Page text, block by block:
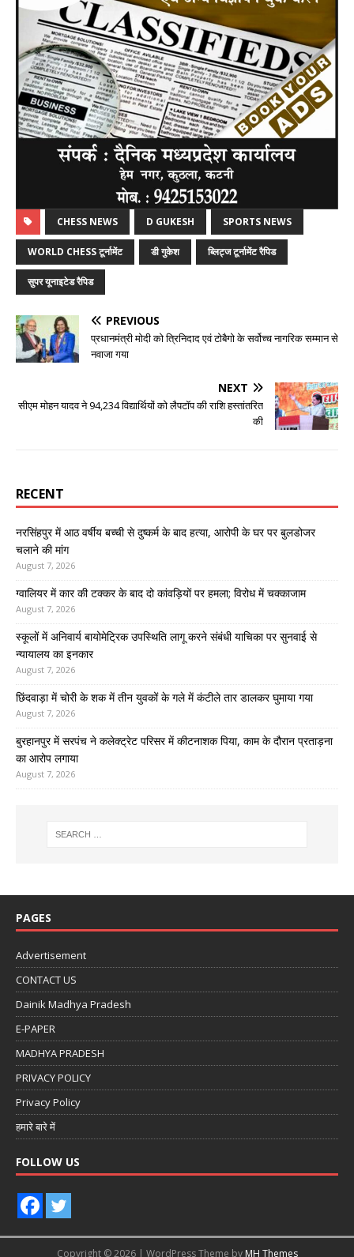
CHESS NEWS D GUKESH SPORTS NEWS
WORLD CHESS टूर्नामेंट डी गुकेश ब्लिट्ज टूर्नामेंट रैपिड
सुपर यूनाइटेड रैपिड
PREVIOUS
प्रधानमंत्री मोदी को त्रिनिदाद एवं टोबैगो के सर्वोच्च नागरिक सम्मान से
नवाजा गया
NEXT
सीएम मोहन यादव ने 94,234 विद्यार्थियों को लैपटॉप की राशि हस्तांतरित
की
RECENT
नरसिंहपुर में आठ वर्षीय बच्ची से दुष्कर्म के बाद हत्या, आरोपी के घर पर बुलडोजर
चलाने की मांग
August 7, 2026
ग्वालियर में कार की टक्कर के बाद दो कांवड़ियों पर हमला; विरोध में चक्काजाम
August 7, 2026
स्कूलों में अनिवार्य बायोमेट्रिक उपस्थिति लागू करने संबंधी याचिका पर सुनवाई से
न्यायालय का इनकार
August 7, 2026
छिंदवाड़ा में चोरी के शक में तीन युवकों के गले में कंटीले तार डालकर घुमाया गया
August 7, 2026
बुरहानपुर में सरपंच ने कलेक्ट्रेट परिसर में कीटनाशक पिया, काम के दौरान प्रताड़ना
का आरोप लगाया
August 7, 2026
PAGES
Advertisement
CONTACT US
Dainik Madhya Pradesh
E-PAPER
MADHYA PRADESH
PRIVACY POLICY
Privacy Policy
हमारे बारे में
FOLLOW US
Copyright © 2026 | WordPress Theme by MH Themes